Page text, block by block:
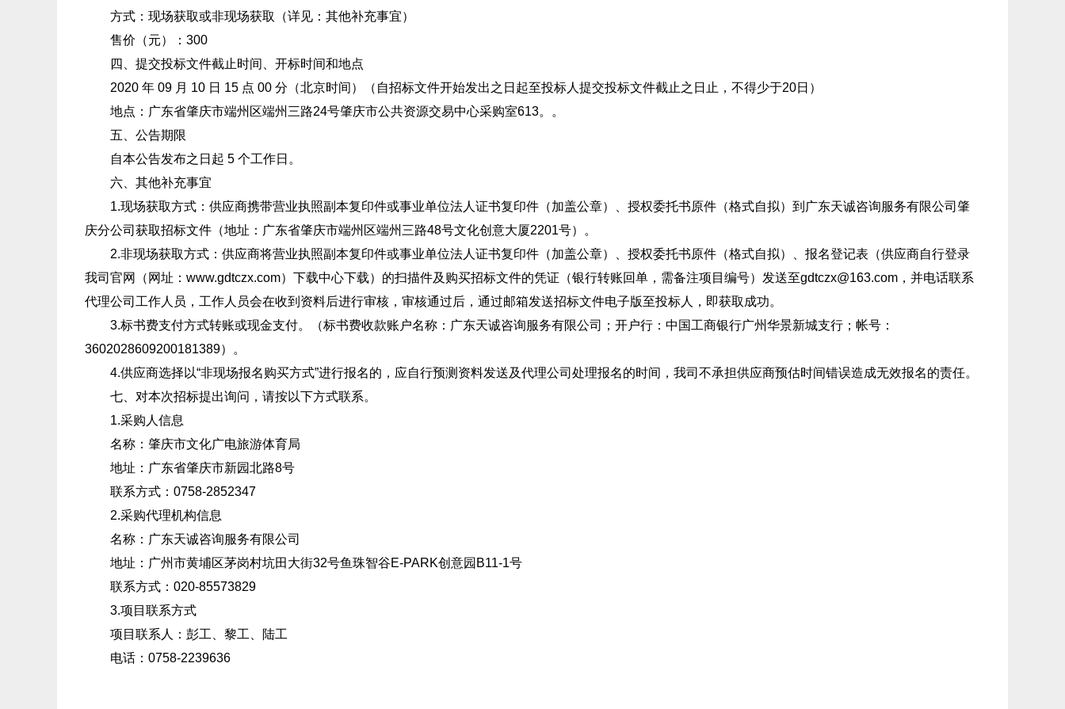
方式：现场获取或非现场获取（详见：其他补充事宜）
售价（元）：300
四、提交投标文件截止时间、开标时间和地点
2020 年 09 月 10 日 15 点 00 分（北京时间）（自招标文件开始发出之日起至投标人提交投标文件截止之日止，不得少于20日）
地点：广东省肇庆市端州区端州三路24号肇庆市公共资源交易中心采购室613。。
五、公告期限
自本公告发布之日起 5 个工作日。
六、其他补充事宜
1.现场获取方式：供应商携带营业执照副本复印件或事业单位法人证书复印件（加盖公章）、授权委托书原件（格式自拟）到广东天诚咨询服务有限公司肇
庆分公司获取招标文件（地址：广东省肇庆市端州区端州三路48号文化创意大厦2201号）。
2.非现场获取方式：供应商将营业执照副本复印件或事业单位法人证书复印件（加盖公章）、授权委托书原件（格式自拟）、报名登记表（供应商自行登录
我司官网（网址：www.gdtczx.com）下载中心下载）的扫描件及购买招标文件的凭证（银行转账回单，需备注项目编号）发送至gdtczx@163.com，并电话联系
代理公司工作人员，工作人员会在收到资料后进行审核，审核通过后，通过邮箱发送招标文件电子版至投标人，即获取成功。
3.标书费支付方式转账或现金支付。（标书费收款账户名称：广东天诚咨询服务有限公司；开户行：中国工商银行广州华景新城支行；帐号：
3602028609200181389）。
4.供应商选择以“非现场报名购买方式”进行报名的，应自行预测资料发送及代理公司处理报名的时间，我司不承担供应商预估时间错误造成无效报名的责任。
七、对本次招标提出询问，请按以下方式联系。
1.采购人信息
名称：肇庆市文化广电旅游体育局
地址：广东省肇庆市新园北路8号
联系方式：0758-2852347
2.采购代理机构信息
名称：广东天诚咨询服务有限公司
地址：广州市黄埔区茅岗村坑田大街32号鱼珠智谷E-PARK创意园B11-1号
联系方式：020-85573829
3.项目联系方式
项目联系人：彭工、黎工、陆工
电话：0758-2239636